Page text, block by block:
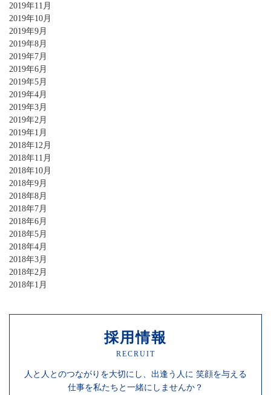
2019年11月
2019年10月
2019年9月
2019年8月
2019年7月
2019年6月
2019年5月
2019年4月
2019年3月
2019年2月
2019年1月
2018年12月
2018年11月
2018年10月
2018年9月
2018年8月
2018年7月
2018年6月
2018年5月
2018年4月
2018年3月
2018年2月
2018年1月
採用情報
RECRUIT
人と人とのつながりを大切にし、 出逢う人に 笑顔を与える
仕事を私たちと一緒にしませんか？